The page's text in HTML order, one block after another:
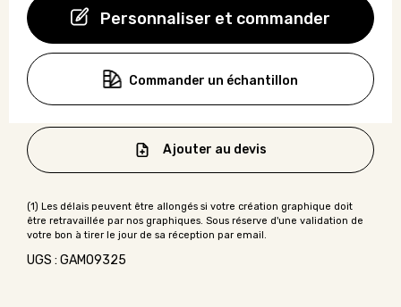
Personnaliser et commander
Commander un échantillon
Ajouter au devis
UGS : GAMO9325